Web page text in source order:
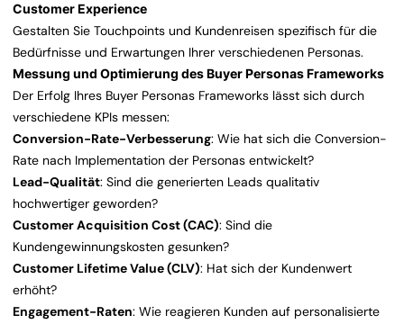
Customer Experience
Gestalten Sie Touchpoints und Kundenreisen spezifisch für die
Bedürfnisse und Erwartungen Ihrer verschiedenen Personas.
Messung und Optimierung des Buyer Personas Frameworks
Der Erfolg Ihres Buyer Personas Frameworks lässt sich durch
verschiedene KPIs messen:
Conversion-Rate-Verbesserung: Wie hat sich die Conversion-
Rate nach Implementation der Personas entwickelt?
Lead-Qualität: Sind die generierten Leads qualitativ
hochwertiger geworden?
Customer Acquisition Cost (CAC): Sind die
Kundengewinnungskosten gesunken?
Customer Lifetime Value (CLV): Hat sich der Kundenwert
erhöht?
Engagement-Raten: Wie reagieren Kunden auf personalisierte